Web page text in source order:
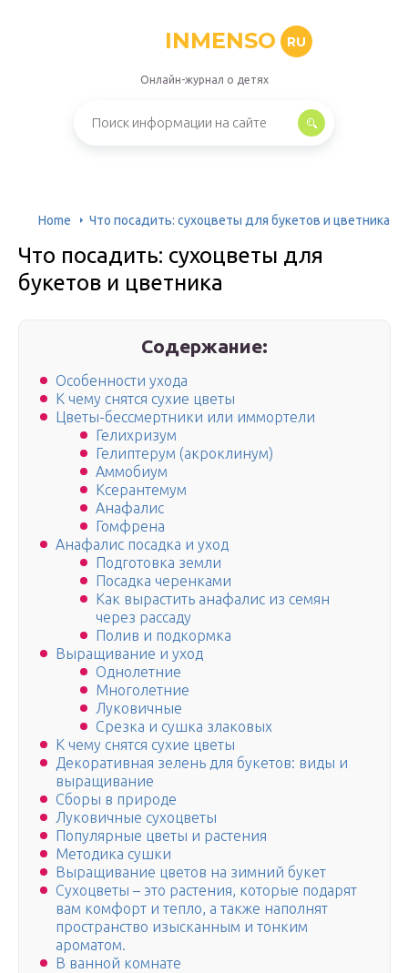
INMENSO RU
Онлайн-журнал о детях
Home Что посадить: сухоцветы для букетов и цветника
Что посадить: сухоцветы для
букетов и цветника
Содержание:
Особенности ухода
К чему снятся сухие цветы
Цветы-бессмертники или иммортели
Гелихризум
Гелиптерум (акроклинум)
Аммобиум
Ксерантемум
Анафалис
Гомфрена
Анафалис посадка и уход
Подготовка земли
Посадка черенками
Как вырастить анафалис из семян
через рассаду
Полив и подкормка
Выращивание и уход
Однолетние
Многолетние
Луковичные
Срезка и сушка злаковых
К чему снятся сухие цветы
Декоративная зелень для букетов: виды и
выращивание
Сборы в природе
Луковичные сухоцветы
Популярные цветы и растения
Методика сушки
Выращивание цветов на зимний букет
‍Сухоцветы – это растения, которые подарят
вам комфорт и тепло, а также наполнят
пространство изысканным и тонким
ароматом.
В ванной комнате